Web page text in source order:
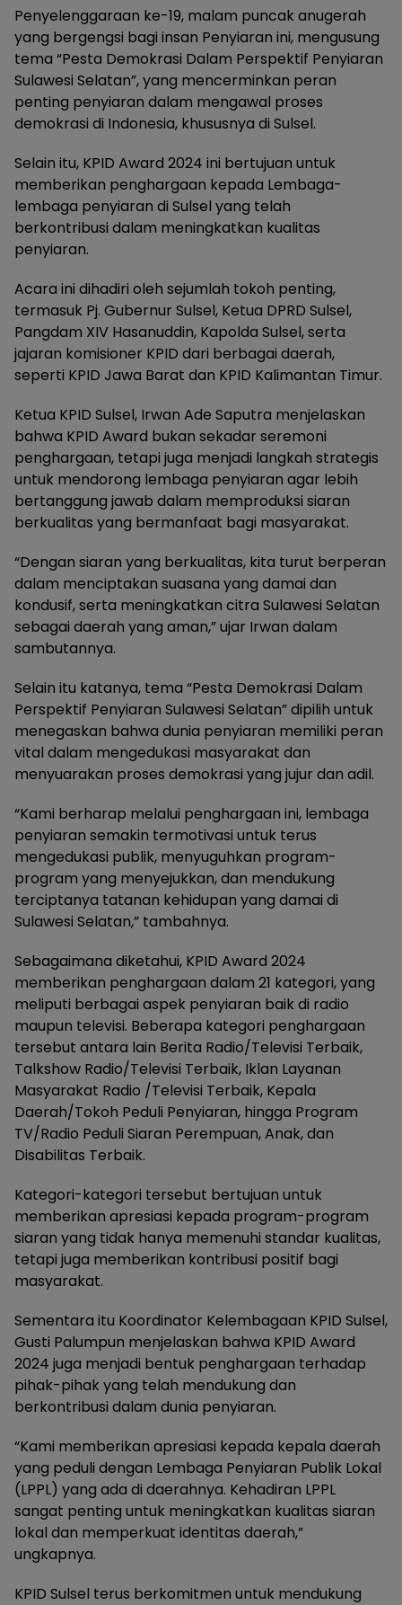
Penyelenggaraan ke-19, malam puncak anugerah
yang bergengsi bagi insan Penyiaran ini, mengusung
tema “Pesta Demokrasi Dalam Perspektif Penyiaran
Sulawesi Selatan”, yang mencerminkan peran
penting penyiaran dalam mengawal proses
demokrasi di Indonesia, khususnya di Sulsel.
Selain itu, KPID Award 2024 ini bertujuan untuk
memberikan penghargaan kepada Lembaga-
lembaga penyiaran di Sulsel yang telah
berkontribusi dalam meningkatkan kualitas
penyiaran.
Acara ini dihadiri oleh sejumlah tokoh penting,
termasuk Pj. Gubernur Sulsel, Ketua DPRD Sulsel,
Pangdam XIV Hasanuddin, Kapolda Sulsel, serta
jajaran komisioner KPID dari berbagai daerah,
seperti KPID Jawa Barat dan KPID Kalimantan Timur.
Ketua KPID Sulsel, Irwan Ade Saputra menjelaskan
bahwa KPID Award bukan sekadar seremoni
penghargaan, tetapi juga menjadi langkah strategis
untuk mendorong lembaga penyiaran agar lebih
bertanggung jawab dalam memproduksi siaran
berkualitas yang bermanfaat bagi masyarakat.
“Dengan siaran yang berkualitas, kita turut berperan
dalam menciptakan suasana yang damai dan
kondusif, serta meningkatkan citra Sulawesi Selatan
sebagai daerah yang aman,” ujar Irwan dalam
sambutannya.
Selain itu katanya, tema “Pesta Demokrasi Dalam
Perspektif Penyiaran Sulawesi Selatan” dipilih untuk
menegaskan bahwa dunia penyiaran memiliki peran
vital dalam mengedukasi masyarakat dan
menyuarakan proses demokrasi yang jujur dan adil.
“Kami berharap melalui penghargaan ini, lembaga
penyiaran semakin termotivasi untuk terus
mengedukasi publik, menyuguhkan program-
program yang menyejukkan, dan mendukung
terciptanya tatanan kehidupan yang damai di
Sulawesi Selatan,” tambahnya.
Sebagaimana diketahui, KPID Award 2024
memberikan penghargaan dalam 21 kategori, yang
meliputi berbagai aspek penyiaran baik di radio
maupun televisi. Beberapa kategori penghargaan
tersebut antara lain Berita Radio/Televisi Terbaik,
Talkshow Radio/Televisi Terbaik, Iklan Layanan
Masyarakat Radio /Televisi Terbaik, Kepala
Daerah/Tokoh Peduli Penyiaran, hingga Program
TV/Radio Peduli Siaran Perempuan, Anak, dan
Disabilitas Terbaik.
Kategori-kategori tersebut bertujuan untuk
memberikan apresiasi kepada program-program
siaran yang tidak hanya memenuhi standar kualitas,
tetapi juga memberikan kontribusi positif bagi
masyarakat.
Sementara itu Koordinator Kelembagaan KPID Sulsel,
Gusti Palumpun menjelaskan bahwa KPID Award
2024 juga menjadi bentuk penghargaan terhadap
pihak-pihak yang telah mendukung dan
berkontribusi dalam dunia penyiaran.
“Kami memberikan apresiasi kepada kepala daerah
yang peduli dengan Lembaga Penyiaran Publik Lokal
(LPPL) yang ada di daerahnya. Kehadiran LPPL
sangat penting untuk meningkatkan kualitas siaran
lokal dan memperkuat identitas daerah,”
ungkapnya.
KPID Sulsel terus berkomitmen untuk mendukung